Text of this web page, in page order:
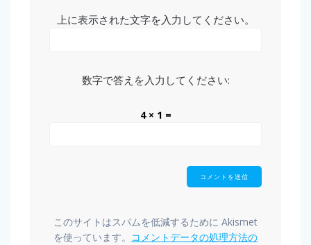
上に表示された文字を入力してください。
数字で答えを入力してください:
4 × 1 =
このサイトはスパムを低減するために Akismet
を使っています。 コメントデータの処理方法の